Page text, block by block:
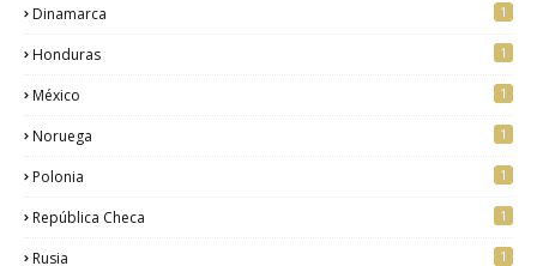
Dinamarca 1
Honduras 1
México 1
Noruega 1
Polonia 1
República Checa 1
Rusia 1